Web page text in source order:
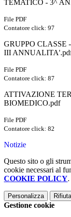
TEMATICO - 3^
File PDF
Contatore click: 97
GRUPPO
III
File PDF
Contatore click: 87
ATTIVAZIONE
BIOMEDICO.pdf
File PDF
Contatore click: 82
Notizie
Questo sito o gli
cookie necessari al
COOKIE POLICY.
Personalizza
Gestione cookie